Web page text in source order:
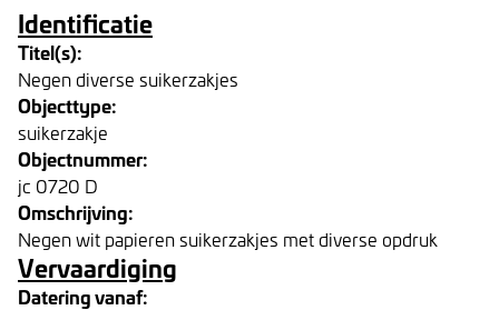
Identificatie
Titel(s):
Negen diverse suikerzakjes
Objecttype:
suikerzakje
Objectnummer:
jc 0720 D
Omschrijving:
Negen wit papieren suikerzakjes met diverse opdruk
Vervaardiging
Datering vanaf: